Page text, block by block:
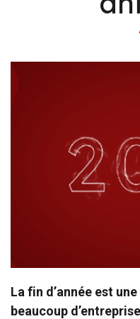
La fin d’année est
beaucoup